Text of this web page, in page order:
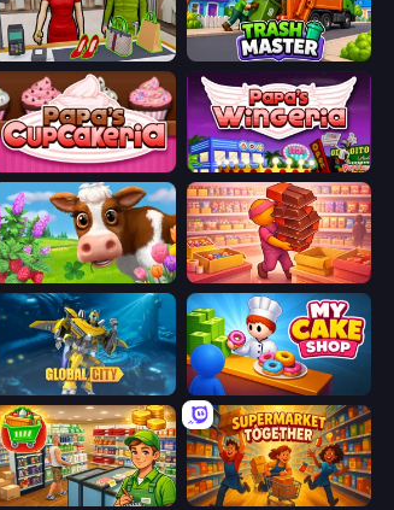
Shop Master 3D Trash Master
Papas Cupcakeria Papa's Wingeria
Country Life Meadows Candy Packing Store
Global City My Cake Shop
Supermarket Simulator: Desert Supermarket Together